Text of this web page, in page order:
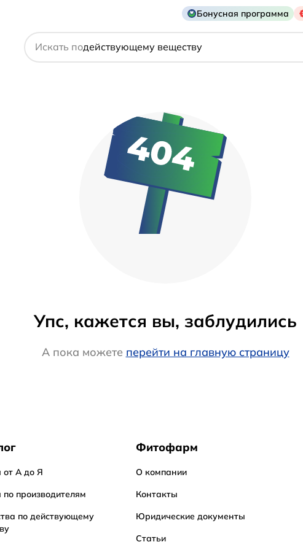
Бонусная программа
Искать по
названию препарата
действующему веществу
производителю
Упс, кажется вы, заблудились
А пока можете перейти на главную страницу
от А до Я
производителям
по действующему
Фитофарм
О компании
Контакты
Юридические документы
Статьи